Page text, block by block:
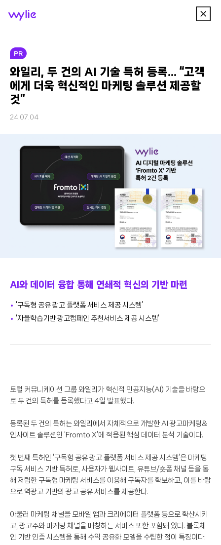
이
전
wylie
PR
와일리, 두 건의 AI 기술 특허 등록… “고객
에게 더욱 혁신적인 마케팅 솔루션 제공할
것”
24.07.04
AI와 데이터 융합 통해 연쇄적 혁신의 기반 마련
‘구독형 공유 광고 플랫폼 서비스 제공 시스템’
‘자율학습기반 광고캠페인 추천서비스 제공 시스템’
토털 커뮤니케이션 그룹 와일리가 혁신적 인공지능(AI) 기술을 바탕으
로 두 건의 특허를 등록했다고 4일 발표했다.
등록된 두 건의 특허는 와일리에서 자체적으로 개발한 AI 광고마케팅&
인사이트 솔루션인 ‘Fromto X’에 적용된 핵심 데이터 분석 기술이다.
첫 번째 특허인 ‘구독형 공유 광고 플랫폼 서비스 제공 시스템’은 마케팅
구독 서비스 기반 특허로, 사용자가 웹사이트, 유튜브/숏폼 채널 등을 통
해 저렴한 구독형 마케팅 서비스를 이용해 구독자를 확보하고, 이를 바탕
으로 역광고 기반의 광고 공유 서비스를 제공한다.
아울러 마케팅 채널을 모바일 앱과 크리에이터 플랫폼 등으로 확산시키
고, 광고주와 마케팅 채널을 매칭하는 서비스 또한 포함돼 있다. 블록체
인 기반 인증 시스템을 통해 수익 공유화 모델을 수립한 점이 특징이다.